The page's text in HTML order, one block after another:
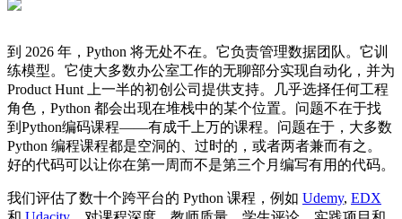
到 2026 年，Python 将无处不在。它负责管理数据团队。它训
练模型。它使大多数办公室工作的无聊部分实现自动化，并为
Product Hunt 上一半的初创公司提供支持。几乎选择任何工程
角色，Python 都会出现在堆栈中的某个位置。问题不在于找
到Python编码课程——有成千上万的课程。问题在于，大多数
Python 编程课程都是空洞的、过时的，或者两者兼而有之。
好的代码可以让你在第一周而不是第三个月编写有用的代码。
我们评估了数十个跨平台的 Python 课程，例如 Udemy, EDX